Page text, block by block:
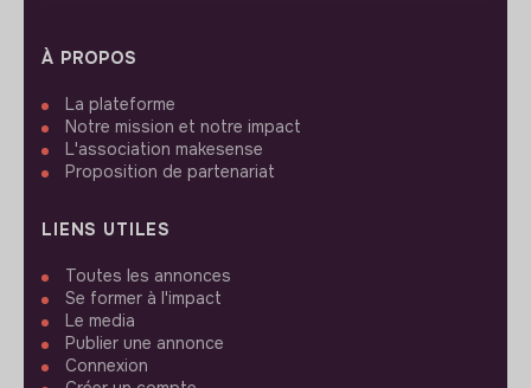
À PROPOS
La plateforme
Notre mission et notre impact
L'association makesense
Proposition de partenariat
LIENS UTILES
Toutes les annonces
Se former à l'impact
Le media
Publier une annonce
Connexion